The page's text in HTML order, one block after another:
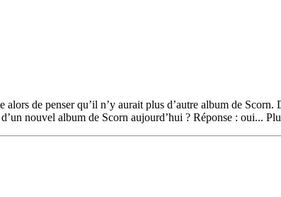
de penser qu’il n’y aurait plus d’autre album de
nouvel album de Scorn aujourd’hui ? Réponse : oui...